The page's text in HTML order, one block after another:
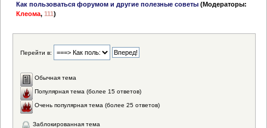
Как пользоваться форумом и другие полезные советы (Модераторы:
Клеома,111)
Перейти в:
Обычная тема
Популярная тема (более 15 ответов)
Очень популярная тема (более 25 ответов)
Заблокированная тема